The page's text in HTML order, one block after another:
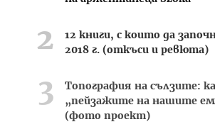
12 книги, с които да
2018 г. (откъси и ревюта)
Топография на сълзите:
„пейзажите на нашите
(фото проект)